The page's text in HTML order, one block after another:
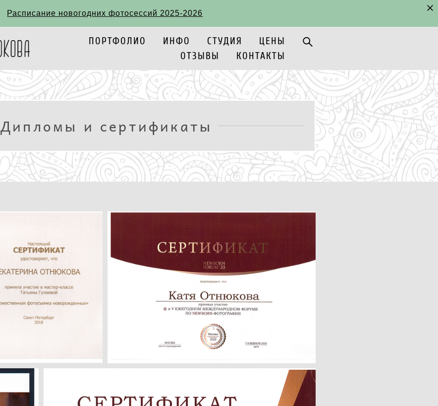
Расписание новогодних фотосессий 2025-2026
ПОРТФОЛИО ИНФО СТУДИЯ
ЦЕНЫ
ОТЗЫВЫ
КОНТАКТЫ
ПОРТФОЛИО ИНФО
ОТЗЫВЫ
КОНТАКТЫ
Дипломы и сертификаты